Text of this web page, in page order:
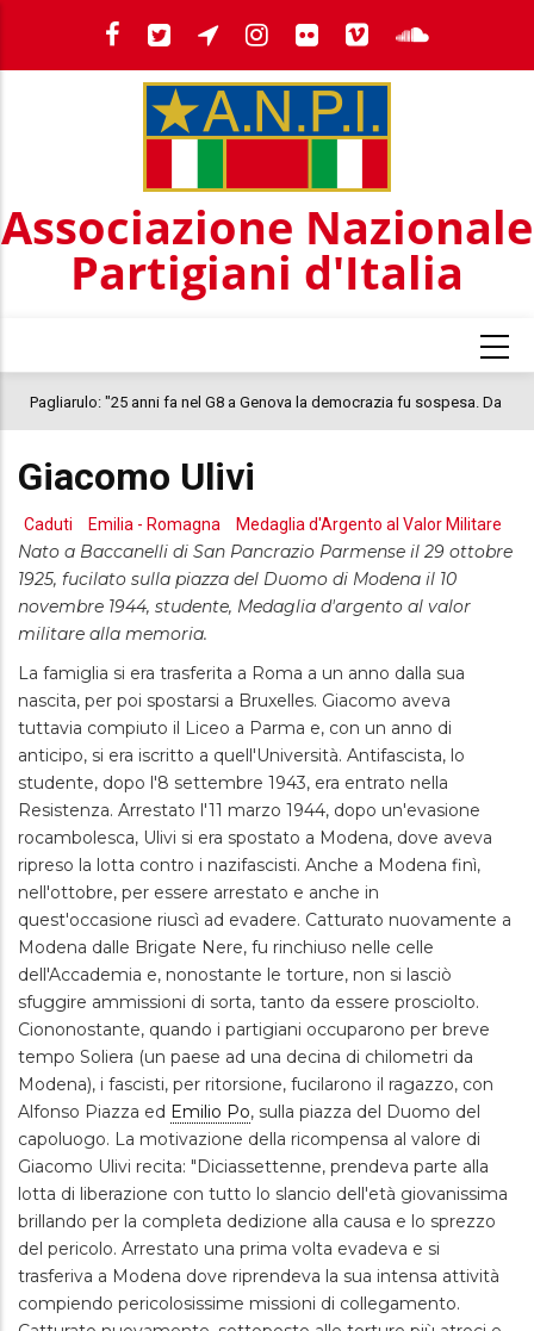
contenuto
Associazione Nazionale
Partigiani d'Italia
Pagliarulo: "25 anni fa nel G8 a Genova la democrazia fu sospesa. Da
colloca la morte di Abderrahim Fakir"
Giacomo Ulivi
Caduti Emilia - Romagna Medaglia d'Argento al Valor Militare
Nato a Baccanelli di San Pancrazio Parmense il 29 ottobre
1925, fucilato sulla piazza del Duomo di Modena il 10
novembre 1944, studente, Medaglia d'argento al valor
militare alla memoria.
La famiglia si era trasferita a Roma a un anno dalla sua
nascita, per poi spostarsi a Bruxelles. Giacomo aveva
tuttavia compiuto il Liceo a Parma e, con un anno di
anticipo, si era iscritto a quell'Università. Antifascista, lo
studente, dopo l'8 settembre 1943, era entrato nella
Resistenza. Arrestato l'11 marzo 1944, dopo un'evasione
rocambolesca, Ulivi si era spostato a Modena, dove aveva
ripreso la lotta contro i nazifascisti. Anche a Modena finì,
nell'ottobre, per essere arrestato e anche in
quest'occasione riuscì ad evadere. Catturato nuovamente a
Modena dalle Brigate Nere, fu rinchiuso nelle celle
dell'Accademia e, nonostante le torture, non si lasciò
sfuggire ammissioni di sorta, tanto da essere prosciolto.
Ciononostante, quando i partigiani occuparono per breve
tempo Soliera (un paese ad una decina di chilometri da
Modena), i fascisti, per ritorsione, fucilarono il ragazzo, con
Alfonso Piazza ed Emilio Po, sulla piazza del Duomo del
capoluogo. La motivazione della ricompensa al valore di
Giacomo Ulivi recita: "Diciassettenne, prendeva parte alla
lotta di liberazione con tutto lo slancio dell'età giovanissima
brillando per la completa dedizione alla causa e lo sprezzo
del pericolo. Arrestato una prima volta evadeva e si
trasferiva a Modena dove riprendeva la sua intensa attività
compiendo pericolosissime missioni di collegamento.